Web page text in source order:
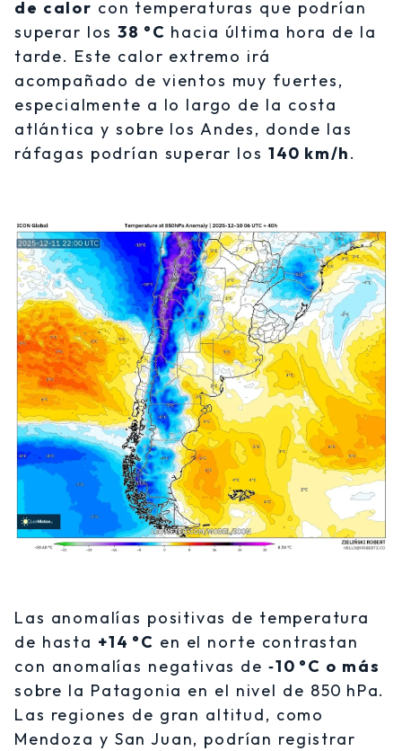
de calor con temperaturas que podrían
superar los38 °C hacia última hora de la
tarde. Este calor extremo irá
acompañado de vientos muy fuertes,
especialmente a lo largo de la costa
atlántica y sobre los Andes, donde las
ráfagas podrían superar los 140 km/h.
Las anomalías positivas de temperatura
de hasta +14 °C en el norte contrastan
con anomalías negativas de‑10 °C o más
sobre la Patagonia en el nivel de 850 hPa.
Las regiones de gran altitud, como
Mendoza y San Juan, podrían registrar